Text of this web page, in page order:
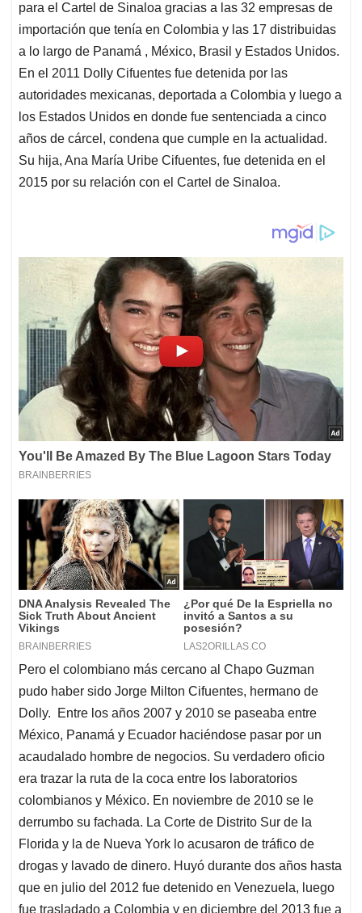
para el Cartel de Sinaloa gracias a las 32 empresas de
importación que tenía en Colombia y las 17 distribuidas
a lo largo de Panamá , México, Brasil y Estados Unidos.
En el 2011 Dolly Cifuentes fue detenida por las
autoridades mexicanas, deportada a Colombia y luego a
los Estados Unidos en donde fue sentenciada a cinco
años de cárcel, condena que cumple en la actualidad.
Su hija, Ana María Uribe Cifuentes, fue detenida en el
2015 por su relación con el Cartel de Sinaloa.
Pero el colombiano más cercano al Chapo Guzman
pudo haber sido Jorge Milton Cifuentes, hermano de
Dolly. Entre los años 2007 y 2010 se paseaba entre
México, Panamá y Ecuador haciéndose pasar por un
acaudalado hombre de negocios. Su verdadero oficio
era trazar la ruta de la coca entre los laboratorios
colombianos y México. En noviembre de 2010 se le
derrumbo su fachada. La Corte de Distrito Sur de la
Florida y la de Nueva York lo acusaron de tráfico de
drogas y lavado de dinero. Huyó durante dos años hasta
que en julio del 2012 fue detenido en Venezuela, luego
fue trasladado a Colombia y en diciembre del 2013 fue a